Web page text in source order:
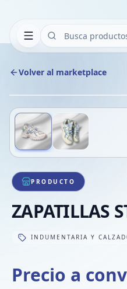
Volver al marketplace
1/2
PRODUCTO
ZAPATILLAS
INDUMENTARIA Y
Precio a